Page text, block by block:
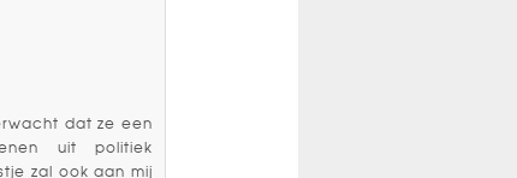
dat ze een
uit politiek
zal ook aan mij